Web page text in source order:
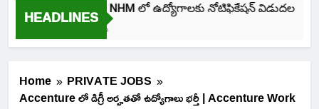
HEADLINES
తెలంగాణ NHM లో ఉద్యోగాలకు నోటిఫికేషన్ విడుదల
Home
PRIVATE JOBS
Accenture లో డిగ్రీ అర్హతతో ఉద్యోగాలు భర్తీ | Accenture Work